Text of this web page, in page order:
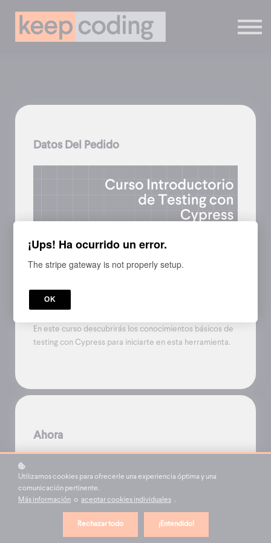
Contáctanos
Datos Del Pedido
Curso Introductorio de Testing Con
En este curso descubrirás los conocimientos básicos de
testing con Cypress para iniciarte en esta herramienta.
Ahora
¿CUÁL ES TU APELLIDO?*
Utilizamos cookies para ofrecerle una experiencia óptima y una
comunicación pertinente.
Más información o aceptar cookies individuales .
Rechazar todo ¡Entendido!
¡Ups! Ha ocurrido un error.
The stripe gateway is not properly setup.
OK